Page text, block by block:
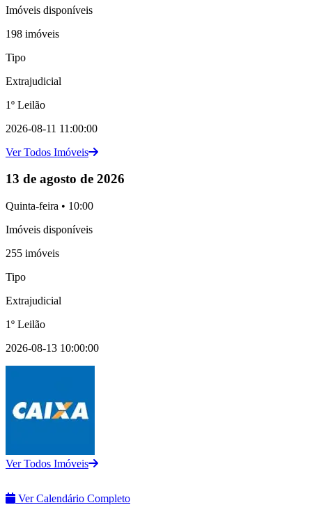
Imóveis disponíveis
198 imóveis
Tipo
Extrajudicial
1º Leilão
2026-08-11 11:00:00
Ver Todos Imóveis
13 de agosto de 2026
Quinta-feira • 10:00
Imóveis disponíveis
255 imóveis
Tipo
Extrajudicial
1º Leilão
2026-08-13 10:00:00
Ver Todos Imóveis
Ver Calendário Completo